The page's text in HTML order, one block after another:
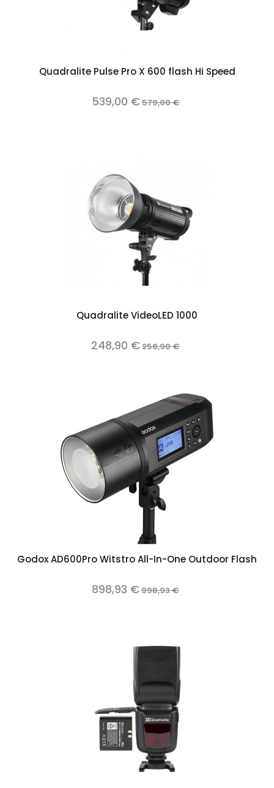
Quadralite Pulse Pro X 600 flash Hi Speed
539,00 €579,00 €
Quadralite VideoLED 1000
248,90 €258,90 €
Godox AD600Pro Witstro All-In-One Outdoor Flash
898,93 €998,93 €